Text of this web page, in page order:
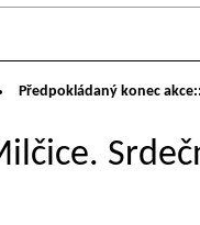
Předpokládaný konec